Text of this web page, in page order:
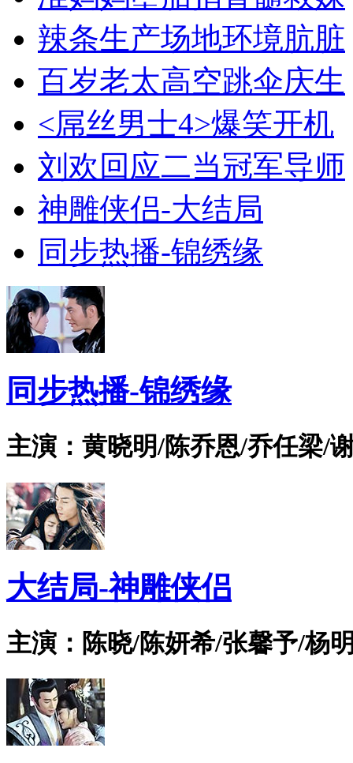
辣条生产场地环境肮脏
百岁老太高空跳伞庆生
<屌丝男士4>爆笑开机
刘欢回应二当冠军导师
神雕侠侣-大结局
同步热播-锦绣缘
同步热播-锦绣缘
主演：黄晓明/陈乔恩/乔任梁/
大结局-神雕侠侣
主演：陈晓/陈妍希/张馨予/杨